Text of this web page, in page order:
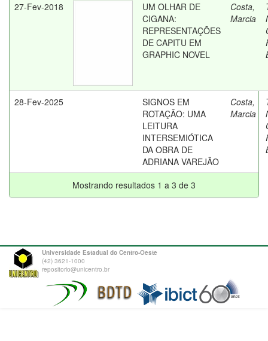
27-Fev-2018
UM OLHAR DE
CIGANA:
REPRESENTAÇÕES
DE CAPITU EM
GRAPHIC NOVEL
Costa,
Marcia
28-Fev-2025
SIGNOS EM
ROTAÇÃO: UMA
LEITURA
INTERSEMIÓTICA
DA OBRA DE
ADRIANA VAREJÃO
Costa,
Marcia
Mostrando resultados 1 a 3 de 3
Universidade Estadual do Centro-Oeste
(42) 3621-1000
repositorio@unicentro.br